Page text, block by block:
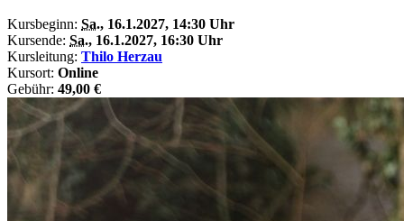
Kursbeginn: Sa., 16.1.2027, 14:30 Uhr
Kursende: Sa., 16.1.2027, 16:30 Uhr
Kursleitung: Thilo Herzau
Kursort: Online
Gebühr: 49,00 €